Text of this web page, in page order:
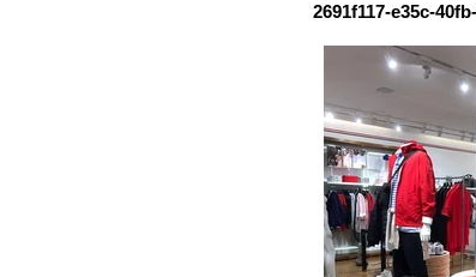
2691f117-e35c-